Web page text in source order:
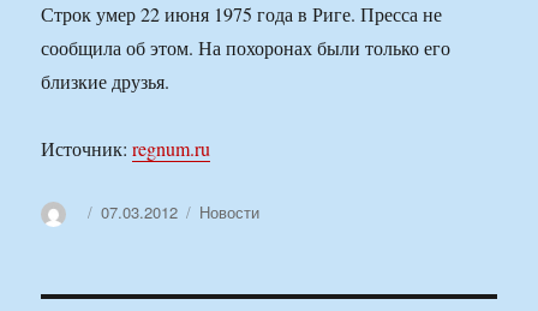
Строк умер 22 июня 1975 года в Риге. Пресса не
сообщила об этом. На похоронах были только его
близкие друзья.
Источник:regnum.ru
АвторОпубликовано
07.03.2012 Рубрики
Новости